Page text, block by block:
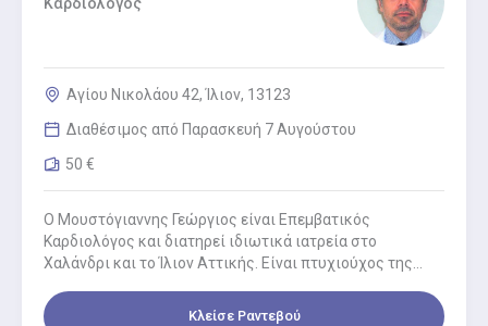
Καρδιολόγος
Αγίου Νικολάου 42, Ίλιον, 13123
Διαθέσιμος από Παρασκευή 7 Αυγούστου
50 €
Ο Μουστόγιαννης Γεώργιος είναι Επεμβατικός
Καρδιολόγος και διατηρεί ιδιωτικά ιατρεία στο
Χαλάνδρι και το Ίλιον Αττικής. Είναι πτυχιούχος της
Κλείσε Ραντεβού